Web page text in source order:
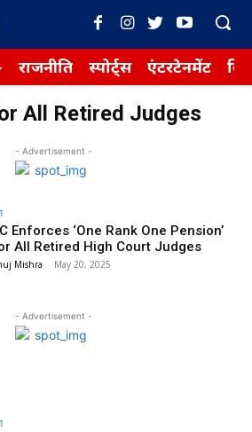
राजनीति स्पोर्ट्स एंटरटेनमेंट
All Retired Judges
- Advertisement -
Enforces ‘One Rank One Pension’
All Retired High Court Judges
Mishra - May 20, 2025
- Advertisement -